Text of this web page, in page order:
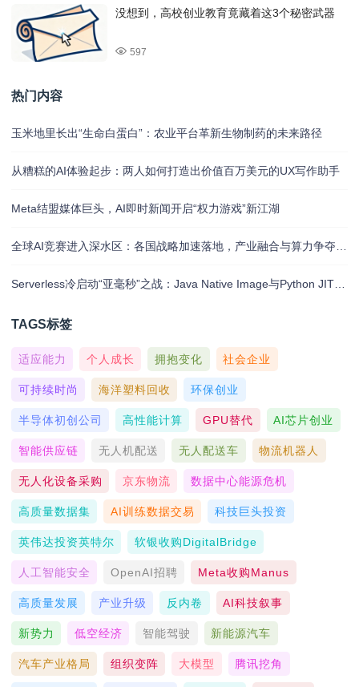
没想到，高校创业教育竟藏着这3个秘密武器
597
热门内容
玉米地里长出“生命白蛋白”：农业平台革新生物制药的未来路径
从糟糕的AI体验起步：两人如何打造出价值百万美元的UX写作助手
Meta结盟媒体巨头，AI即时新闻开启“权力游戏”新江湖
TAGS标签
适应能力 个人成长 拥抱变化 社会企业
可持续时尚 海洋塑料回收 环保创业
半导体初创公司 高性能计算 GPU替代 AI芯片创业
智能供应链 无人机配送 无人配送车 物流机器人
无人化设备采购 京东物流 数据中心能源危机
高质量数据集 AI训练数据交易 科技巨头投资
英伟达投资英特尔 软银收购DigitalBridge
人工智能安全 OpenAI招聘 Meta收购Manus
高质量发展 产业升级 反内卷 AI科技叙事
新势力 低空经济 智能驾驶 新能源汽车
汽车产业格局 组织变阵 大模型 腾讯挖角